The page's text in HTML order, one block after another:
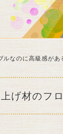
ルなのに高級感があ
げ材のフ